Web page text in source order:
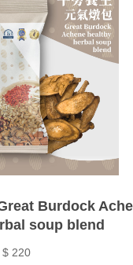
Burdock
soup blend
$ 220